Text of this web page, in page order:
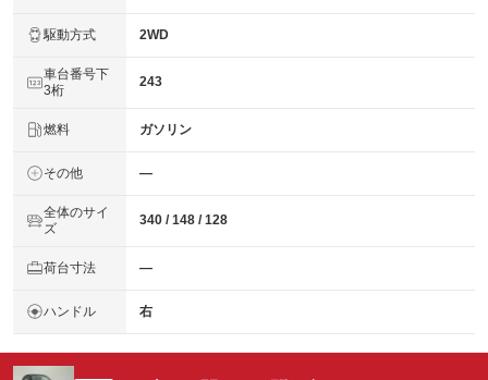
駆動方式 2WD
車台番号下
3桁
243
燃料 ガソリン
その他 ―
全体のサイ
ズ
340 / 148 / 128
荷台寸法 ―
ハンドル 右